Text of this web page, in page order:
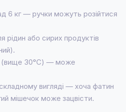
6 кг — ручки можуть розійтися
рідин або сирих продуктів
(вище 30°C) — може
вигляді — хоча фатин
мішечок може зацвісти.